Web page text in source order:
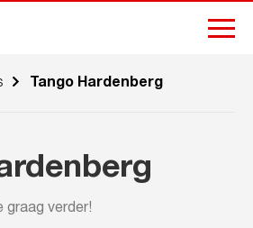
Tango Hardenberg
graag verder!